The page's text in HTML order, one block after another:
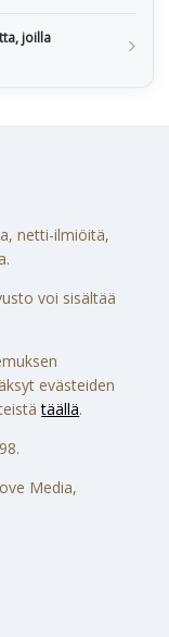
joilla
netti-ilmiöitä,
voi sisältää
evästeiden
täällä.
Media,